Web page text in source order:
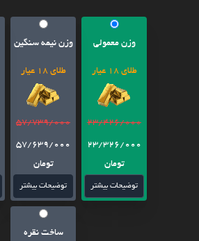
وزن معمولی
طلای 18 عیار
23/426/000
23/326/000
تومان
توضیحات بیشتر
وزن نیمه سنگین
طلای 18 عیار
57/739/000
57/639/000
تومان
توضیحات بیشتر
ساخت نقره